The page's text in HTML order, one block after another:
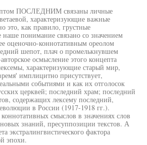
ПОСЛЕДНИМ связаны личные
характеризующие важные
это, как правило, грустные
наше понимание связано со значением
оценочно-коннотативным ореолом
шепот, плач о промелькнувшем
осмысление этого концепта
характеризующие старый мир,
имплицитно присутствует,
событиями и как их отголосок
церквей; последний храм; последний
содержащих лексему последний,
в России (1917-1918 гг.).
смыслов в значениях слов
знаний, пресуппозиции текстов. А
экстралингвистического фактора
эпохи.